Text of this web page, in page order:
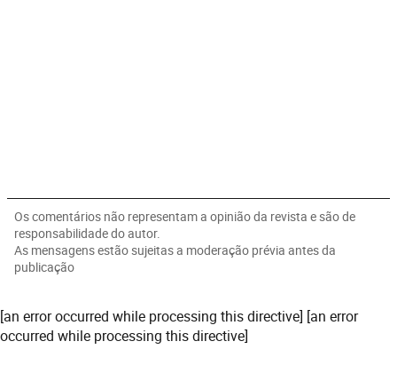
Os comentários não representam a opinião da revista e são de
responsabilidade do autor.
As mensagens estão sujeitas a moderação prévia antes da
publicação
[an error occurred while processing this directive] [an error
occurred while processing this directive]